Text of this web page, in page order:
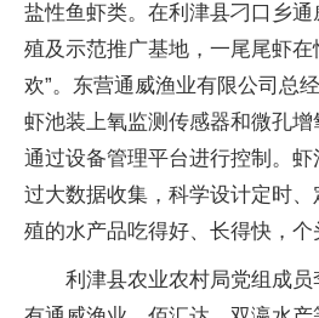
盐性鱼虾类。在利津县刁口乡
殖及示范推广基地，一尾尾虾在
欢”。东营通威渔业有限公司总
虾池装上氧监测传感器和微孔
通过设备管理平台进行控制。
过大数据收集，科学设计定时
殖的水产品吃得好、长得快，个
利津县农业农村局党组成